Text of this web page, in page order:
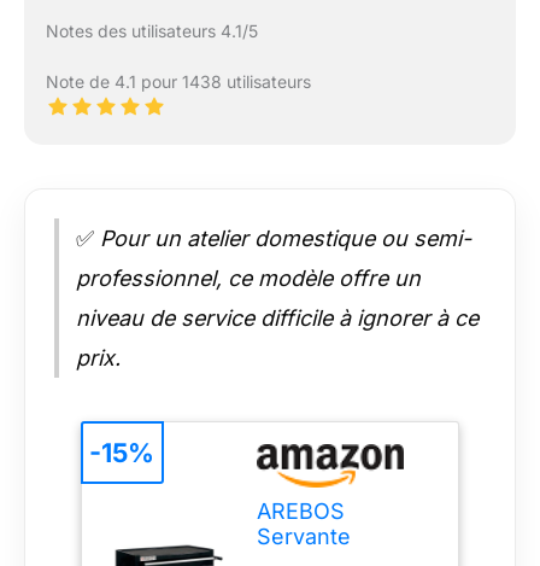
Notes des utilisateurs 4.1/5
Note de 4.1 pour 1438 utilisateurs
✅ Pour un atelier domestique ou semi-
professionnel, ce modèle offre un
niveau de service difficile à ignorer à ce
prix.
AREBOS
Servante
-15%